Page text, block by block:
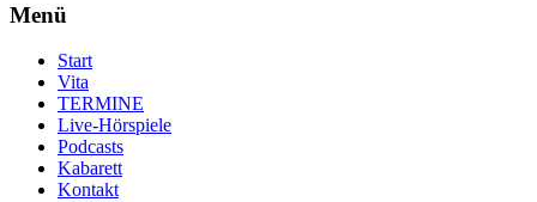
Menü
Start
Vita
TERMINE
Live-Hörspiele
Podcasts
Kabarett
Kontakt